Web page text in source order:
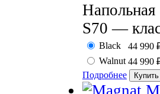
S70 —
Black 44 990
Walnut 44 990
Подробнее